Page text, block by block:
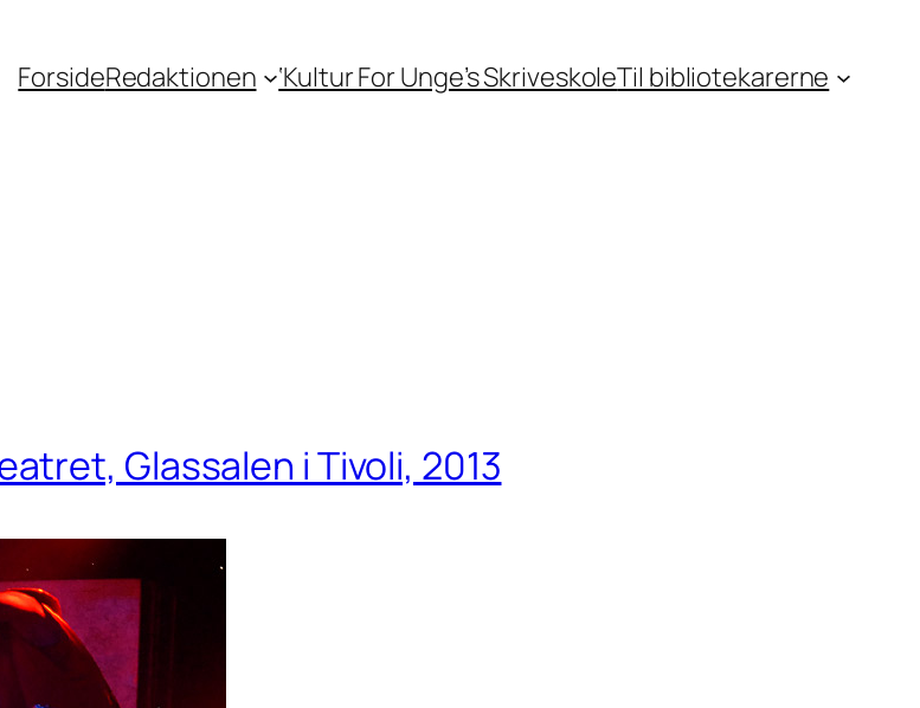
ForsideRedaktionen ‘Kultur For Unge’s SkriveskoleTil bibliotekarerne
Glassalen i Tivoli, 2013